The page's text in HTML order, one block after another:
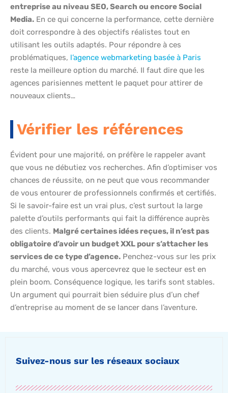
entreprise au niveau SEO, Search ou encore Social
Media. En ce qui concerne la performance, cette dernière
doit correspondre à des objectifs réalistes tout en
utilisant les outils adaptés. Pour répondre à ces
problématiques, l’agence webmarketing basée à Paris
reste la meilleure option du marché. Il faut dire que les
agences parisiennes mettent le paquet pour attirer de
nouveaux clients…
Vérifier les références
Évident pour une majorité, on préfère le rappeler avant
que vous ne débutiez vos recherches. Afin d’optimiser vos
chances de réussite, on ne peut que vous recommander
de vous entourer de professionnels confirmés et certifiés.
Si le savoir-faire est un vrai plus, c’est surtout la large
palette d’outils performants qui fait la différence auprès
des clients. Malgré certaines idées reçues, il n’est pas
obligatoire d’avoir un budget XXL pour s’attacher les
services de ce type d’agence. Penchez-vous sur les prix
du marché, vous vous apercevrez que le secteur est en
plein boom. Conséquence logique, les tarifs sont stables.
Un argument qui pourrait bien séduire plus d’un chef
d’entreprise au moment de se lancer dans l’aventure.
Suivez-nous sur les réseaux sociaux